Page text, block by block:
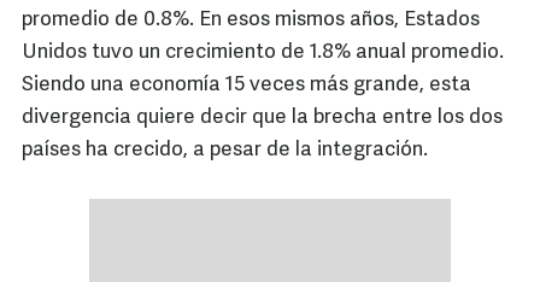
promedio de 0.8%. En esos mismos años, Estados
Unidos tuvo un crecimiento de 1.8% anual promedio.
Siendo una economía 15 veces más grande, esta
divergencia quiere decir que la brecha entre los dos
países ha crecido, a pesar de la integración.